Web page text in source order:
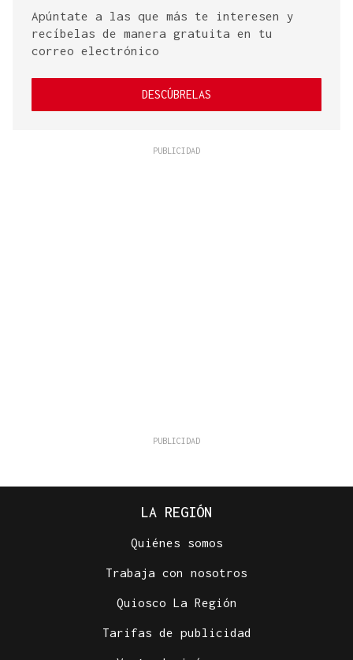
Apúntate a las que más te interesen y
recíbelas de manera gratuita en tu
correo electrónico
DESCÚBRELAS
LA REGIÓN
Quiénes somos
Trabaja con nosotros
Quiosco La Región
Tarifas de publicidad